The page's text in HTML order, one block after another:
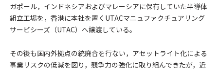
ガポール，インドネシアおよびマレーシアに保有していた半導体
組立工場を，香港に本社を置くUTACマニュファクチュアリング
サービシーズ（UTAC）へ譲渡している。
その後も国内外拠点の統廃合を行ない，アセットライト化による
事業リスクの低減を図り，競争力の強化に取り組んできたが，近